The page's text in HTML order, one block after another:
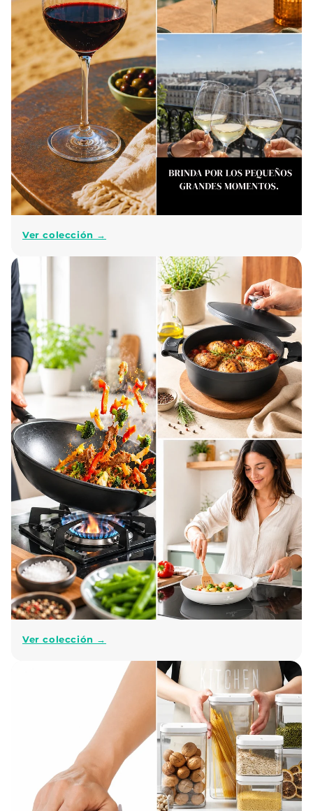
Ver colección →
Ver colección →